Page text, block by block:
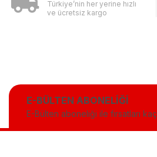
Türkiye’nin her yerine hızlı
ve ücretsiz kargo
E-BÜLTEN ABONELİĞİ
E-Bülten aboneliği ile fırsatları